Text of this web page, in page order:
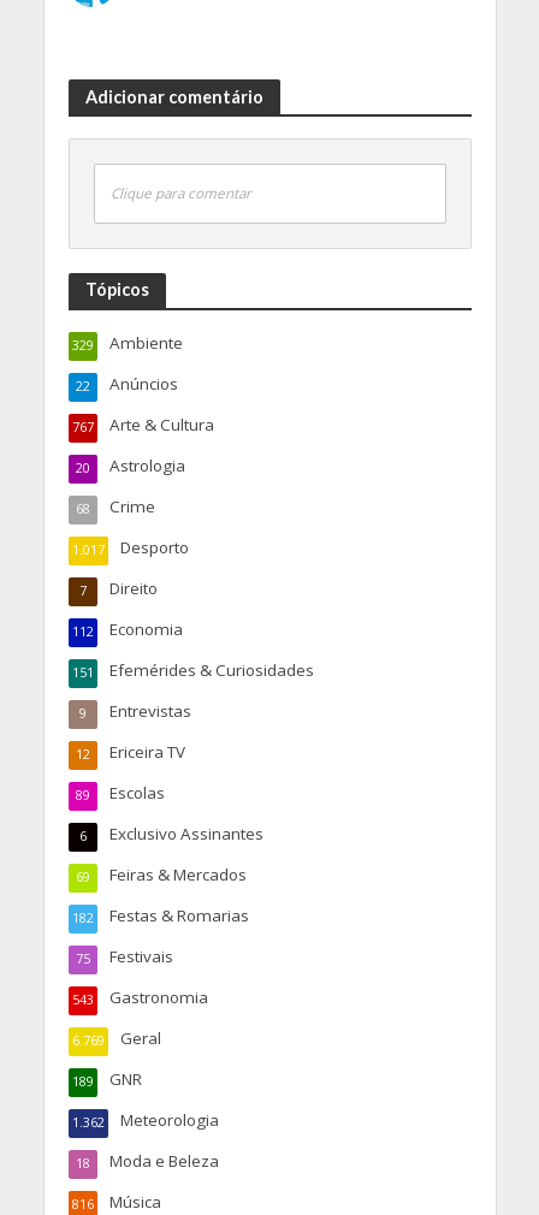
Adicionar comentário
Clique para comentar
Tópicos
Ambiente
329
Anúncios
22
Arte & Cultura
767
Astrologia
20
Crime
68
Desporto
1.017
Direito
7
Economia
112
Efemérides & Curiosidades
151
Entrevistas
9
Ericeira TV
12
Escolas
89
Exclusivo Assinantes
6
Feiras & Mercados
69
Festas & Romarias
182
Festivais
75
Gastronomia
543
Geral
6.769
GNR
189
Meteorologia
1.362
Moda e Beleza
18
Música
816